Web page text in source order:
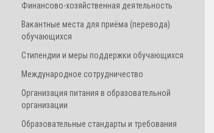
Финансово-хозяйственная деятельность
Вакантные места для приёма (перевода)
обучающихся
Стипендии и меры поддержки обучающихся
Международное сотрудничество
Организация питания в образовательной
организации
Образовательные стандарты и требования